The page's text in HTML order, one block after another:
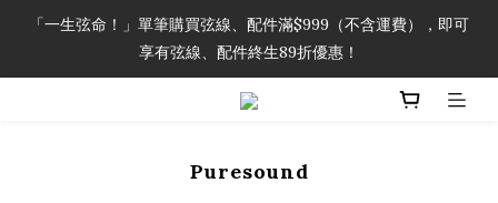
「一生弦命！」單筆購買弦線、配件滿$999（不含運費），即可
享有弦線、配件終生89折優惠！
「一生弦命！」單筆購買弦線、配件滿$999（不含運費），即可
享有弦線、配件終生89折優惠！
加入會員即領2000元購物金。 加入購物車查看更多折扣！
「一生弦命！」單筆購買弦線、配件滿$999（不含運費），即可
Puresound